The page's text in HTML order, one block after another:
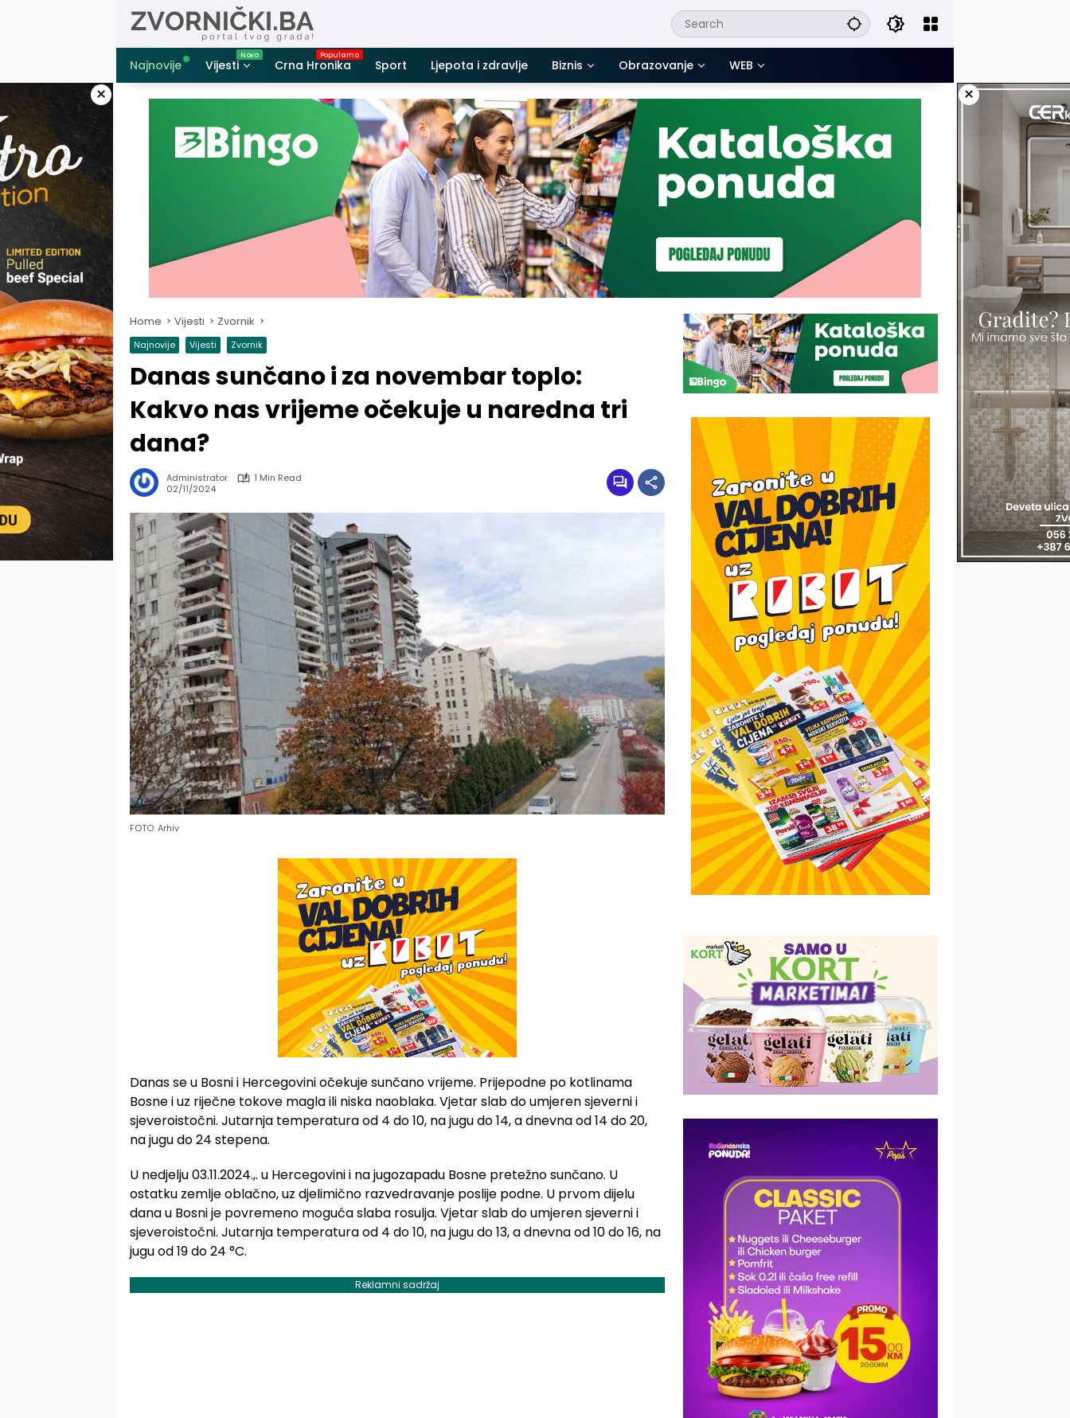
Najnovije
Vijesti Crna Hronika Sport Ljepota i zdravlje Biznis Obrazovanje WEB
× ×
Home Vijesti Zvornik
Najnovije Vijesti Zvornik
Danas sunčano i za novembar toplo:
Kakvo nas vrijeme očekuje u naredna tri
dana?
Administrator
1 Min Read
02/11/2024
FOTO: Arhiv
Danas se u Bosni i Hercegovini očekuje sunčano vrijeme. Prijepodne po kotlinama
Bosne i uz riječne tokove magla ili niska naoblaka. Vjetar slab do umjeren sjeverni i
sjeveroistočni. Jutarnja temperatura od 4 do 10, na jugu do 14, a dnevna od 14 do 20,
na jugu do 24 stepena.
U nedjelju 03.11.2024.,. u Hercegovini i na jugozapadu Bosne pretežno sunčano. U
ostatku zemlje oblačno, uz djelimično razvedravanje poslije podne. U prvom dijelu
dana u Bosni je povremeno moguća slaba rosulja. Vjetar slab do umjeren sjeverni i
sjeveroistočni. Jutarnja temperatura od 4 do 10, na jugu do 13, a dnevna od 10 do 16, na
jugu od 19 do 24 °C.
Reklamni sadržaj